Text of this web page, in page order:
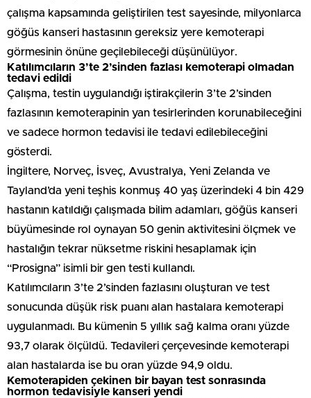
çalışma kapsamında geliştirilen test sayesinde, milyonlarca
göğüs kanseri hastasının gereksiz yere kemoterapi
görmesinin önüne geçilebileceği düşünülüyor.
Katılımcıların 3’te 2’sinden fazlası kemoterapi olmadan
tedavi edildi
Çalışma, testin uygulandığı iştirakçilerin 3’te 2’sinden
fazlasının kemoterapinin yan tesirlerinden korunabileceğini
ve sadece hormon tedavisi ile tedavi edilebileceğini
gösterdi.
İngiltere, Norveç, İsveç, Avustralya, Yeni Zelanda ve
Tayland’da yeni teşhis konmuş 40 yaş üzerindeki 4 bin 429
hastanın katıldığı çalışmada bilim adamları, göğüs kanseri
büyümesinde rol oynayan 50 genin aktivitesini ölçmek ve
hastalığın tekrar nüksetme riskini hesaplamak için
“Prosigna” isimli bir gen testi kullandı.
Katılımcıların 3’te 2’sinden fazlasını oluşturan ve test
sonucunda düşük risk puanı alan hastalara kemoterapi
uygulanmadı. Bu kümenin 5 yıllık sağ kalma oranı yüzde
93,7 olarak ölçüldü. Tedavileri çerçevesinde kemoterapi
alan hastalarda ise bu oran yüzde 94,9 oldu.
Kemoterapiden çekinen bir bayan test sonrasında
hormon tedavisiyle kanseri yendi